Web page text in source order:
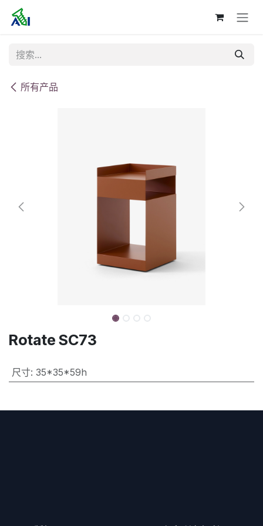
跳至内容
所有产品
Rotate SC73
尺寸: 35*35*59h